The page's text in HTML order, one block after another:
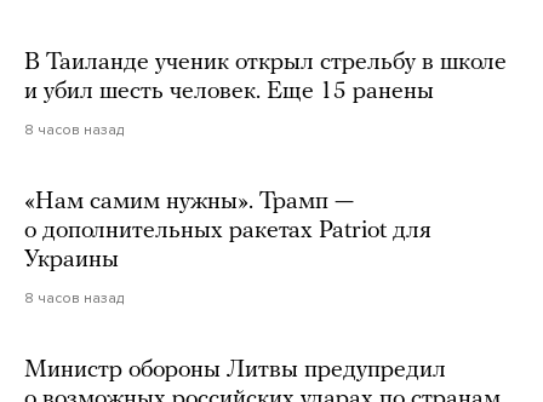
В Таиланде ученик открыл стрельбу в школе
и убил шесть человек. Еще 15 ранены
8 часов назад
«Нам самим нужны». Трамп —
о дополнительных ракетах Patriot для
Украины
8 часов назад
Министр обороны Литвы предупредил